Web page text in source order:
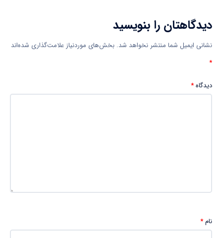
دیدگاهتان را بنویسید
نشانی ایمیل شما منتشر نخواهد شد. بخش‌های موردنیاز علامت‌گذاری شده‌اند
*
دیدگاه*
نام*